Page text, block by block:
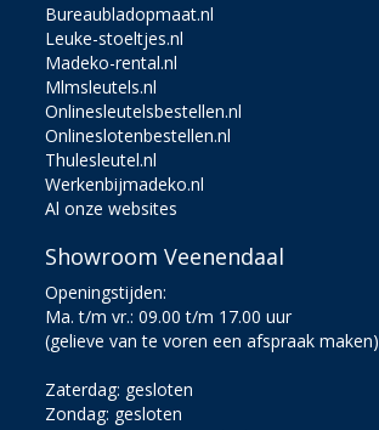
Bureaubladopmaat.nl
Leuke-stoeltjes.nl
Madeko-rental.nl
Mlmsleutels.nl
Onlinesleutelsbestellen.nl
Onlineslotenbestellen.nl
Thulesleutel.nl
Werkenbijmadeko.nl
Al onze websites
Showroom Veenendaal
Openingstijden:
Ma. t/m vr.: 09.00 t/m 17.00 uur
(gelieve van te voren een afspraak maken)
Zaterdag: gesloten
Zondag: gesloten